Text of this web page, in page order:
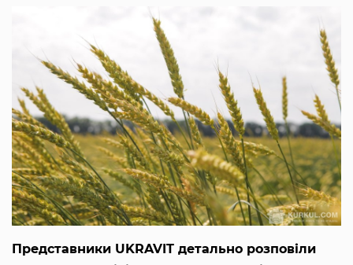
Представники UKRAVIT детально розповіли